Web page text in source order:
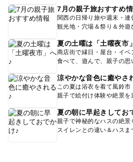
7月の親子旅おすすめ
関西の日帰り旅や週末・連
観光地・穴場＆祭り＆外遊
夏の土曜は「土曜夜市
商店街で縁日・屋台・イベ
食べて、遊んで、親子の思
涼やかな音色に癒やさ
この夏は浴衣を着て風鈴市
親子で絵付け体験や絶景を
夏の朝に早起きしてお
親子で神秘的なハスの絶景
スイレンとの違い＆ハスま